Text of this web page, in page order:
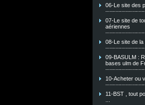
06-Le site des
07-Le site de
aériennes
08-Le site de la
09-BASULM :
bases ulm de
10-Acheter ou
11-BST , tout